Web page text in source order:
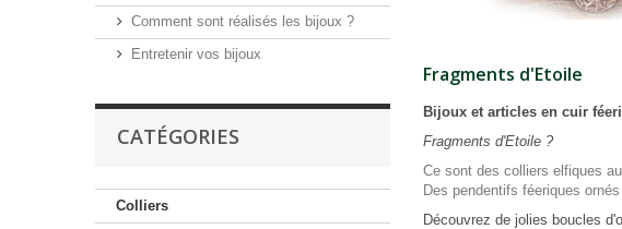
Comment sont réalisés les bijoux ?
Entretenir vos bijoux
CATÉGORIES
Colliers
Fragments d'Etoile
Bijoux et articles en cuir
Fragments d'Etoile ?
Ce sont des colliers elfiques
Des pendentifs féeriques
Découvrez de jolies boucles